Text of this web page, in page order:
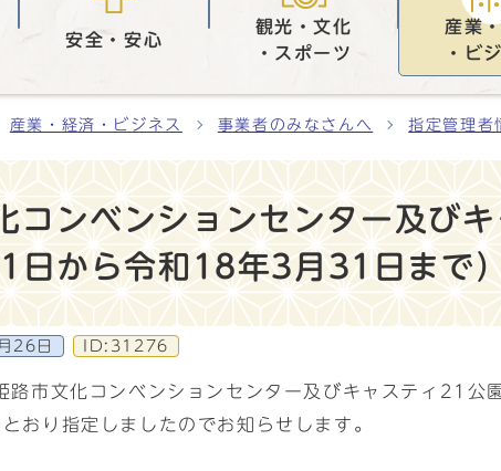
安全・安心
観光・文化
・スポーツ
産業
・ビ
産業・経済・ビジネス 事業者のみなさんへ 指定管理者
コンベンションセンター及び
日から令和18年3月31日まで
26日 ID:31276
路市文化コンベンションセンター及びキャスティ21公
おり指定しましたのでお知らせします。